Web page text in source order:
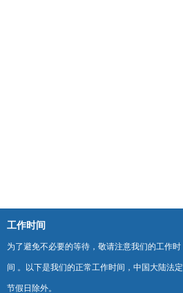
工作时间
为了避免不必要的等待，敬请注意我们的工作时
间 。以下是我们的正常工作时间，中国大陆法定
节假日除外。